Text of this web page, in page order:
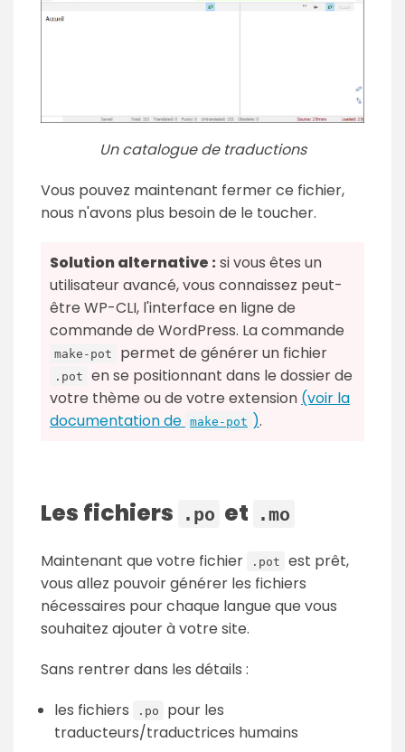
Un catalogue de traductions
Vous pouvez maintenant fermer ce fichier,
nous n'avons plus besoin de le toucher.
Solution alternative :si vous êtes un
utilisateur avancé, vous connaissez peut-
être WP-CLI, l'interface en ligne de
commande de WordPress. La commande
make-pot permet de générer un fichier
.pot
en se positionnant dans le dossier de
votre thème ou de votre extension (voir la
documentation de make-pot ).
Les fichiers .po et .mo
Maintenant que votre fichier .pot
est prêt,
vous allez pouvoir générer les fichiers
nécessaires pour chaque langue que vous
souhaitez ajouter à votre site.
Sans rentrer dans les détails :
les fichiers
.po
pour les
traducteurs/traductrices humains